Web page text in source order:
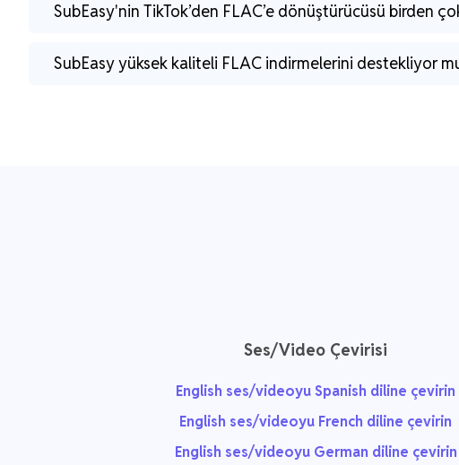
SubEasy'nin TikTok’den FLAC’e dönüştürücüsü birden
SubEasy yüksek kaliteli FLAC indirmelerini destekliyor
Ses/Video Çevirisi
English ses/videoyu Spanish diline çevirin
English ses/videoyu French diline çevirin
English ses/videoyu German diline çevirin